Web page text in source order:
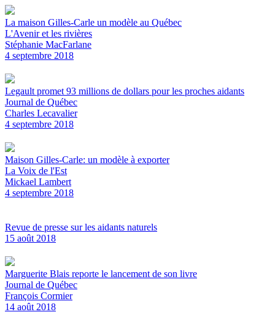
La maison Gilles-Carle un modèle au Québec
L'Avenir et les rivières
Stéphanie MacFarlane
4 septembre 2018
Legault promet 93 millions de dollars pour les proches aidants
Journal de Québec
Charles Lecavalier
4 septembre 2018
Maison Gilles-Carle: un modèle à exporter
La Voix de l'Est
Mickael Lambert
4 septembre 2018
Revue de presse sur les aidants naturels
15 août 2018
Marguerite Blais reporte le lancement de son livre
Journal de Québec
François Cormier
14 août 2018